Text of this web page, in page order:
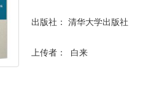
出版社： 清华大学出版社
上传者： 白来